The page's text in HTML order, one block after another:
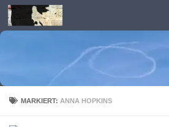
Skip to content
MARKIERT: ANNA HOPKINS